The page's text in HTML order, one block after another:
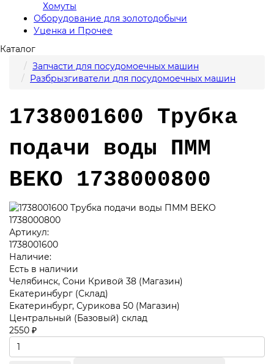
Хомуты
Оборудование для золотодобычи
Уценка и Прочее
Каталог
Запчасти для посудомоечных машин
Разбрызгиватели для посудомоечных машин
1738001600 Трубка
подачи воды ПММ
BEKO 1738000800
Артикул:
1738001600
Наличие:
Есть в наличии
Челябинск, Сони Кривой 38 (Магазин)
Екатеринбург (Склад)
Екатеринбург, Сурикова 50 (Магазин)
Центральный (Базовый) склад
2550 ₽